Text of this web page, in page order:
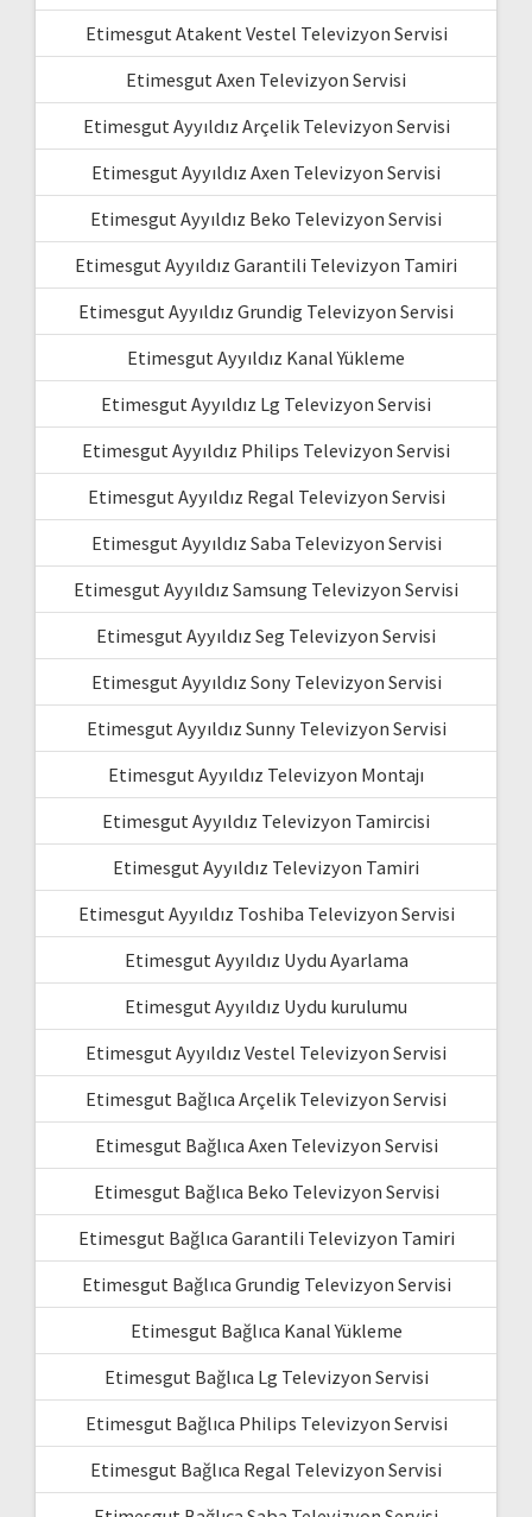
Etimesgut Atakent Vestel Televizyon Servisi
Etimesgut Axen Televizyon Servisi
Etimesgut Ayyıldız Arçelik Televizyon Servisi
Etimesgut Ayyıldız Axen Televizyon Servisi
Etimesgut Ayyıldız Beko Televizyon Servisi
Etimesgut Ayyıldız Garantili Televizyon Tamiri
Etimesgut Ayyıldız Grundig Televizyon Servisi
Etimesgut Ayyıldız Kanal Yükleme
Etimesgut Ayyıldız Lg Televizyon Servisi
Etimesgut Ayyıldız Philips Televizyon Servisi
Etimesgut Ayyıldız Regal Televizyon Servisi
Etimesgut Ayyıldız Saba Televizyon Servisi
Etimesgut Ayyıldız Samsung Televizyon Servisi
Etimesgut Ayyıldız Seg Televizyon Servisi
Etimesgut Ayyıldız Sony Televizyon Servisi
Etimesgut Ayyıldız Sunny Televizyon Servisi
Etimesgut Ayyıldız Televizyon Montajı
Etimesgut Ayyıldız Televizyon Tamircisi
Etimesgut Ayyıldız Televizyon Tamiri
Etimesgut Ayyıldız Toshiba Televizyon Servisi
Etimesgut Ayyıldız Uydu Ayarlama
Etimesgut Ayyıldız Uydu kurulumu
Etimesgut Ayyıldız Vestel Televizyon Servisi
Etimesgut Bağlıca Arçelik Televizyon Servisi
Etimesgut Bağlıca Axen Televizyon Servisi
Etimesgut Bağlıca Beko Televizyon Servisi
Etimesgut Bağlıca Garantili Televizyon Tamiri
Etimesgut Bağlıca Grundig Televizyon Servisi
Etimesgut Bağlıca Kanal Yükleme
Etimesgut Bağlıca Lg Televizyon Servisi
Etimesgut Bağlıca Philips Televizyon Servisi
Etimesgut Bağlıca Regal Televizyon Servisi